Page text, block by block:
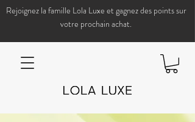
Rejoignez la famille Lola Luxe et gagnez des points sur
votre prochain achat.